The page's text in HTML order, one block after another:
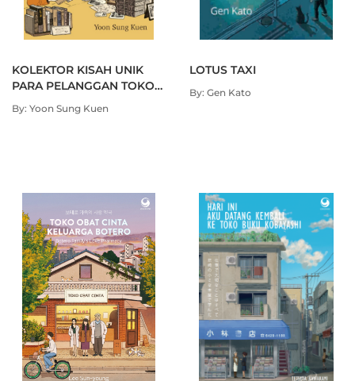
KOLEKTOR KISAH UNIK
PARA PELANGGAN TOKO
BUKU BEKAS
By: Yoon Sung Kuen
LOTUS TAXI
By: Gen Kato